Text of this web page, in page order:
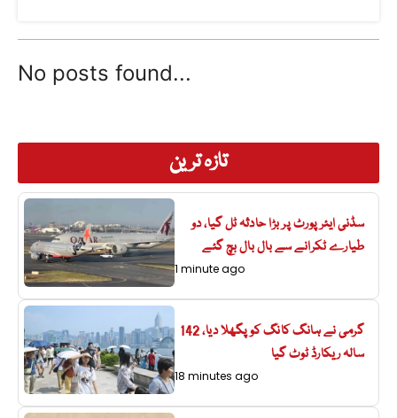
تازہ ترین
سڈنی ایئرپورٹ پر بڑا حادثہ ٹل گیا، دو
طیارے ٹکرانے سے بال بال بچ گئے
1 minute ago
گرمی نے ہانگ کانگ کو پگھلا دیا، 142
سالہ ریکارڈ ٹوٹ گیا
18 minutes ago
No posts found...